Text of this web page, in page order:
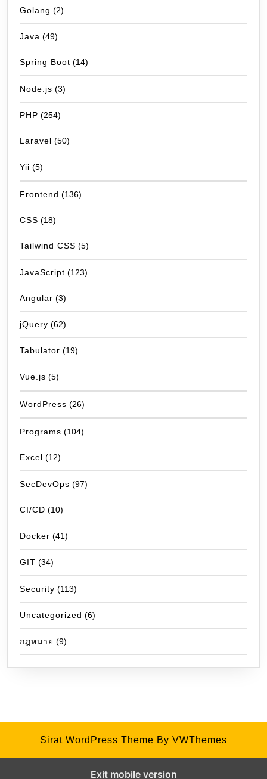
Golang (2)
Java (49)
Spring Boot (14)
Node.js (3)
PHP (254)
Laravel (50)
Yii (5)
Frontend (136)
CSS (18)
Tailwind CSS (5)
JavaScript (123)
Angular (3)
jQuery (62)
Tabulator (19)
Vue.js (5)
WordPress (26)
Programs (104)
Excel (12)
SecDevOps (97)
CI/CD (10)
Docker (41)
GIT (34)
Security (113)
Uncategorized (6)
กฎหมาย (9)
Sirat WordPress Theme By VWThemes
Exit mobile version